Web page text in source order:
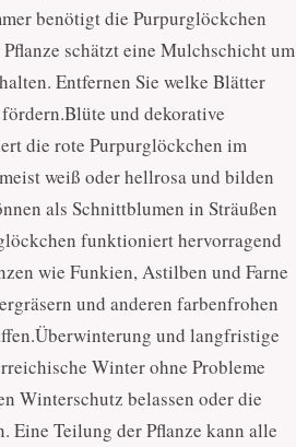
benötigt die Purpurglöckchen
schätzt eine Mulchschicht um
Entfernen Sie welke Blätter
und dekorative
die rote Purpurglöckchen im
weiß oder hellrosa und bilden
als Schnittblumen in Sträußen
funktioniert hervorragend
wie Funkien, Astilben und Farne
und anderen farbenfrohen
und langfristige
Winter ohne Probleme
Winterschutz belassen oder die
Eine Teilung der Pflanze kann alle